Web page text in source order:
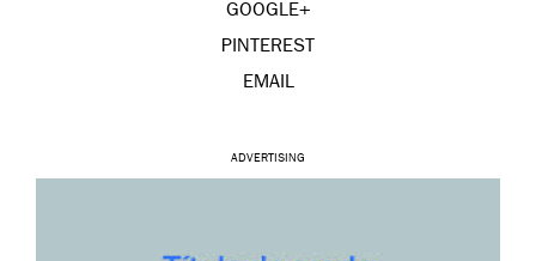
GOOGLE+
PINTEREST
EMAIL
ADVERTISING